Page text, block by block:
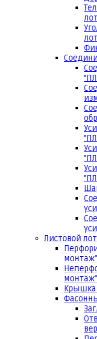
Листовой
монтаж"
монтаж"
Крышка